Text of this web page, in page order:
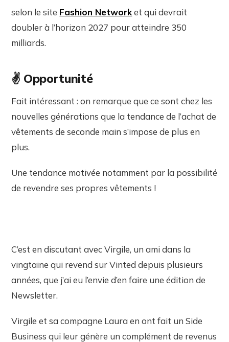
selon le site Fashion Networket qui devrait
doubler à l’horizon 2027 pour atteindre 350
milliards.
✌️ Opportunité
Fait intéressant : on remarque que ce sont chez les
nouvelles générations que la tendance de l’achat de
vêtements de seconde main s’impose de plus en
plus.
Une tendance motivée notamment par la possibilité
de revendre ses propres vêtements !
C’est en discutant avec Virgile, un ami dans la
vingtaine qui revend sur Vinted depuis plusieurs
années, que j’ai eu l’envie d’en faire une édition de
Newsletter.
Virgile et sa compagne Laura en ont fait un Side
Business qui leur génère un complément de revenus